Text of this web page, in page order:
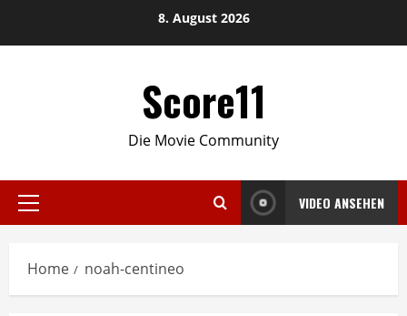
8. August 2026
Score11
Die Movie Community
Primary
VIDEO ANSEHEN
Home noah-centineo